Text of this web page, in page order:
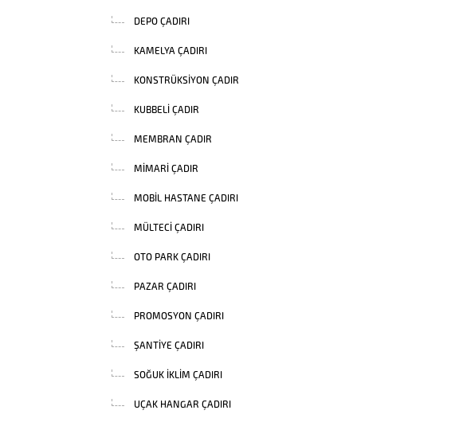
DEPO ÇADIRI
KAMELYA ÇADIRI
KONSTRÜKSIYON ÇADIR
KUBBELI ÇADIR
MEMBRAN ÇADIR
MIMARI ÇADIR
MOBIL HASTANE ÇADIRI
MÜLTECI ÇADIRI
OTO PARK ÇADIRI
PAZAR ÇADIRI
PROMOSYON ÇADIRI
ŞANTIYE ÇADIRI
SOĞUK İKLIM ÇADIRI
UÇAK HANGAR ÇADIRI